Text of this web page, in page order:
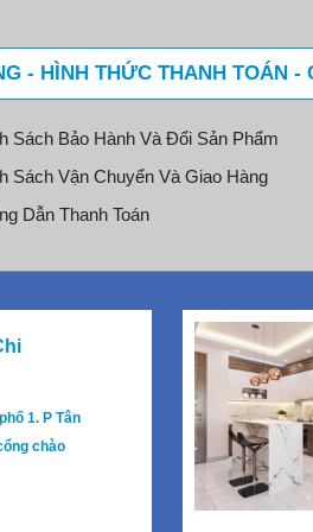
- HÌNH THỨC THANH TOÁN -
Sách Bảo Hành Và Đổi Sản Phẩm
Sách Vận Chuyển Và Giao Hàng
Dẫn Thanh Toán
1. P Tân
chào